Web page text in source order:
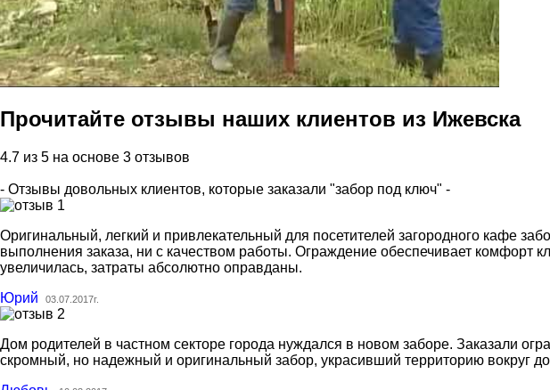
Прочитайте отзывы наших клиентов из Ижевска
4.7 из 5 на основе 3 отзывов
- Отзывы довольных клиентов, которые заказали "забор под ключ" -
Оригинальный, легкий и привлекательный для посетителей загородного кафе
выполнения заказа, ни с качеством работы. Ограждение обеспечивает
увеличилась, затраты абсолютно оправданы.
Юрий
03.07.2017г.
Дом родителей в частном секторе города нуждался в новом заборе. Заказали
скромный, но надежный и оригинальный забор, украсивший территорию вокруг